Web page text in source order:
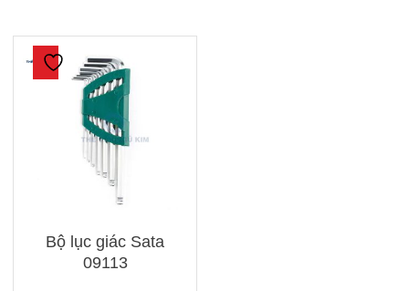
Bộ lục giác Sata
09113